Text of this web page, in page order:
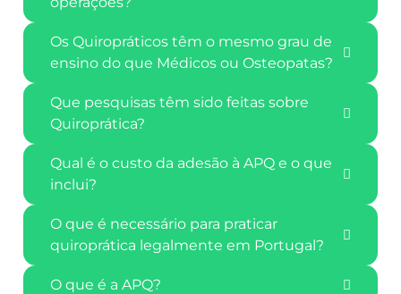
Os Quiropráticos têm o mesmo grau de
ensino do que Médicos ou Osteopatas?
Que pesquisas têm sido feitas sobre
Quiroprática?
Qual é o custo da adesão à APQ e o que
inclui?
O que é necessário para praticar
quiroprática legalmente em Portugal?
O que é a APQ?